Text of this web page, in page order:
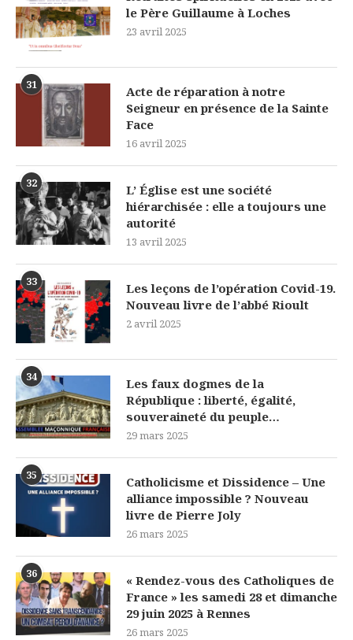
le Père Guillaume à Loches
23 avril 2025
31
Acte de réparation à notre
Seigneur en présence de la Sainte
Face
16 avril 2025
32
L’ Église est une société
hiérarchisée : elle a toujours une
autorité
13 avril 2025
33
Les leçons de l’opération Covid-19.
Nouveau livre de l’abbé Rioult
2 avril 2025
34
Les faux dogmes de la
République : liberté, égalité,
souveraineté du peuple…
29 mars 2025
35
Catholicisme et Dissidence – Une
alliance impossible ? Nouveau
livre de Pierre Joly
26 mars 2025
36
« Rendez-vous des Catholiques de
France » les samedi 28 et dimanche
29 juin 2025 à Rennes
26 mars 2025